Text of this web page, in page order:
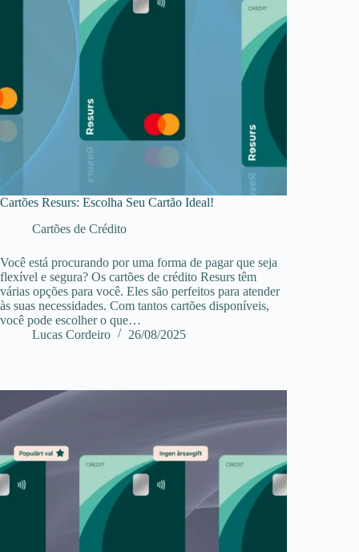
Cartões Resurs: Escolha Seu Cartão Ideal!
Cartões de Crédito
Você está procurando por uma forma de pagar que seja
flexível e segura? Os cartões de crédito Resurs têm
várias opções para você. Eles são perfeitos para atender
às suas necessidades. Com tantos cartões disponíveis,
você pode escolher o que…
Lucas Cordeiro
26/08/2025